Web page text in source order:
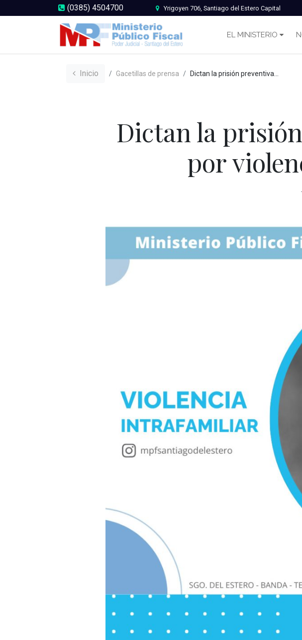
(0385) 4504700 Yrigoyen 706, Santiago del Estero Capital
EL MINISTERIO
Inicio Gacetillas de prensa Dictan la prisión preventiva a un joven por violencia intrafamiliar
Dictan la
por